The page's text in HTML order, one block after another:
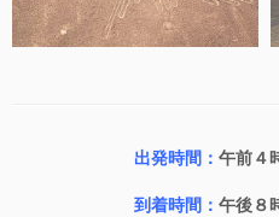
出発時間： 午前４
到着時間： 午後８